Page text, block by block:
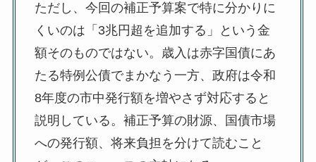
ただし、今回の補正予算案で特に分かりに
くいのは「3兆円超を追加する」という金
額そのものではない。歳入は赤字国債にあ
たる特例公債でまかなう一方、政府は令和
8年度の市中発行額を増やさず対応すると
説明している。補正予算の財源、国債市場
への発行額、将来負担を分けて読むこと